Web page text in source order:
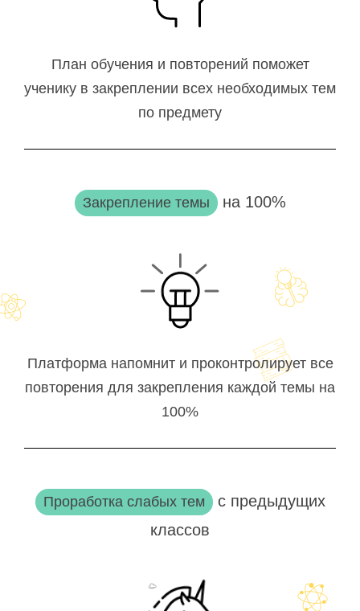
План обучения и повторений поможет
ученику в закреплении всех необходимых тем
по предмету
Закрепление темы на 100%
Платформа напомнит и проконтролирует все
повторения для закрепления каждой темы на
100%
Проработка слабых тем с предыдущих
классов